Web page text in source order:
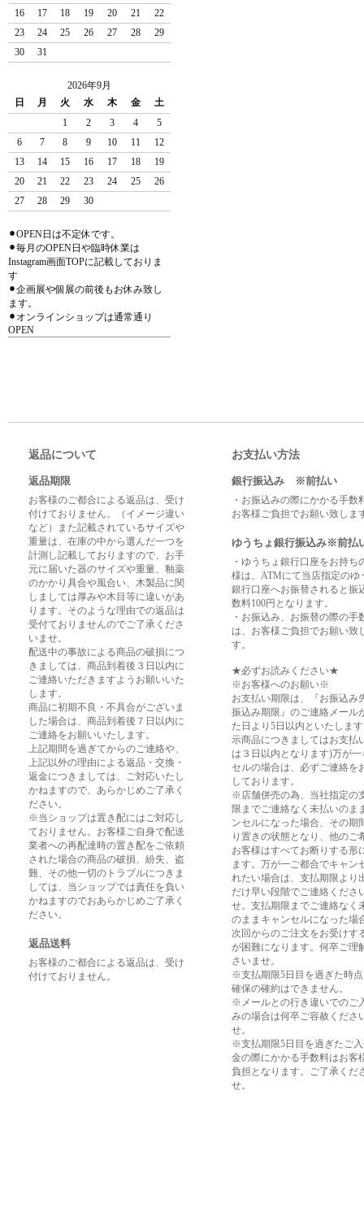
16
17 18 19 20 21
22
23
24 25 26 27 28
29
30
31
2026年9月
日
月 火 水 木 金
土
1
2 3 4
5
6
7 8 9 10 11
12
13
14 15 16 17 18
19
20
21 22 23 24 25
26
27
28 29 30
⚫︎OPEN日は不定休です。
⚫︎毎月のOPEN日や臨時休業は
Instagram画面TOPに記載しておりま
す
⚫︎企画展や個展の前後もお休み致し
ます。
⚫︎オンラインショップは通常通り
OPEN
返品について
返品期限
お客様のご都合による返品は、受け
付けておりません。（イメージ違い
など）また記載されているサイズや
重量は、在庫の中から選んだ一つを
計測し記載しておりますので、お手
元に届いた器のサイズや重量、釉薬
のかかり具合や風合い、木製品に関
しましては厚みや木目等に違いがあ
ります。そのような理由での返品は
受付ておりませんのでご了承くださ
いませ。
配送中の事故による商品の破損につ
きましては、商品到着後３日以内に
ご連絡いただきますようお願いいた
します。
商品に初期不良・不具合がございま
した場合は、商品到着後７日以内に
ご連絡をお願いいたします。
上記期間を過ぎてからのご連絡や、
上記以外の理由による返品・交換・
返金につきましては、ご対応いたし
かねますので、あらかじめご了承く
ださい。
※当ショップは置き配にはご対応し
ておりません。お客様ご自身で配送
業者への再配達時の置き配をご依頼
された場合の商品の破損、紛失、盗
難、その他一切のトラブルにつきま
しては、当ショップでは責任を負い
かねますのでおあらかじめご了承く
ださい。
返品送料
お客様のご都合による返品は、受け
付けておりません。
お支払い方法
銀行振込み ※前払い
・お振込みの際にかかる手数
お客様ご負担でお願い致しま
ゆうちょ銀行振込み※前払
・ゆうちょ銀行口座をお持ち
様は、ATMにて当店指定のゆ
銀行口座へお振替されると振
数料100円となります。
・お振込み、お振替の際の手
は、お客様ご負担でお願い致
す。
★必ずお読みください★
※お客様へのお願い※
お支払い期限は、『お振込み
振込み期限』のご連絡メール
た日より5日以内といたしま
示商品につきましてはお支払
は３日以内となります)万が一
セルの場合は、必ずご連絡を
しております。
※店舗併売の為、当社指定の
限までご連絡なく未払いのま
ンセルになった場合、その期
り置きの状態となり、他のご
お客様はすべてお断りする形
ます。万が一ご都合でキャン
れたい場合は、支払期限より
だけ早い段階でご連絡くださ
せ。支払期限までご連絡なく
のままキャンセルになった場
次回からのご注文をお受けす
が困難になります。何卒ご理
さいませ。
※支払期限5日目を過ぎた時
確保の確約はできません。
※メールとの行き違いでのご
みの場合は何卒ご容赦くださ
せ。
※支払期限5日目を過ぎたご
金の際にかかる手数料はお客
負担となります。ご了承くだ
せ。